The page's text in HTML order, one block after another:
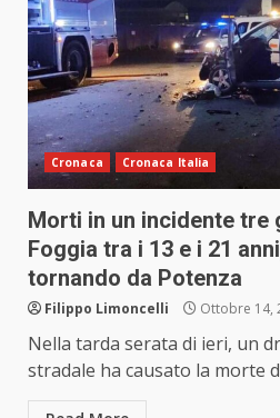
Cronaca Cronaca Italia
Morti in un incidente tre
Foggia tra i 13 e i 21
tornando da Potenza
Filippo Limoncelli Ottobre 14,
Nella tarda serata di ieri, un
stradale ha causato la morte